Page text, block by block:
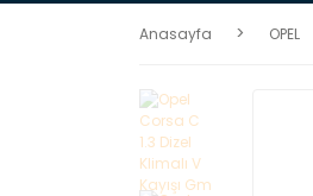
Anasayfa OPEL